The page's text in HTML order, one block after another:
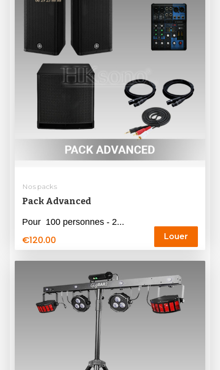
Nos packs
Pack Advanced
Pour 100 personnes - 2...
€120.00 Louer